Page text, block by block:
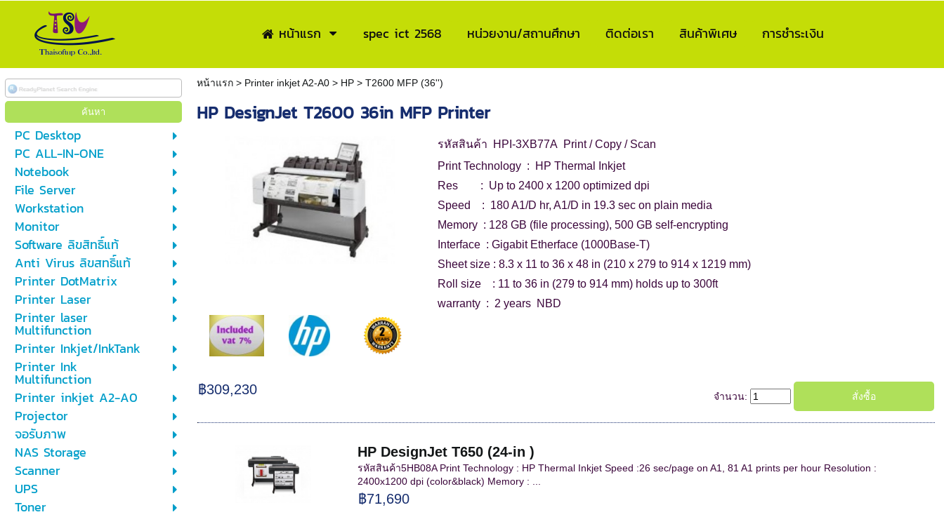
หน้าแรก spec ict 2568 หน่วยงาน/สถานศึกษา ติดต่อเรา สินค้าพิเศษ การชำระเงิน
PC Desktop
PC ALL-IN-ONE
Notebook
File Server
Workstation
Monitor
Software ลิขสิทธิ์แท้
Anti Virus ลิขสทธิ์แท้
Printer DotMatrix
Printer Laser
Printer laser
Multifunction
Printer Inkjet/InkTank
Printer Ink
Multifunction
Printer inkjet A2-A0
Projector
จอรับภาพ
NAS Storage
Scanner
UPS
Toner
หน้าแรก > Printer inkjet A2-A0> HP> T2600 MFP (36'')
HP DesignJet T2600 36in MFP Printer
รหัสสินค้า HPI-3XB77APrint / Copy / Scan
Print Technology : HP Thermal Inkjet
Res : Up to 2400 x 1200 optimized dpi
Speed : 180 A1/D hr, A1/D in 19.3 sec on plain media
Memory : 128 GB (file processing), 500 GB self-encrypting
Interface : Gigabit Etherface (1000Base-T)
Sheet size : 8.3 x 11 to 36 x 48 in (210 x 279 to 914 x 1219 mm)
Roll size : 11 to 36 in (279 to 914 mm) holds up to 300ft
warranty : 2 years NBD
฿309,230 จำนวน:
HP DesignJet T650 (24-in )
รหัสสินค้า5HB08A Print Technology : HP Thermal Inkjet Speed :26 sec/page on A1, 81 A1 prints per hour Resolution :
2400x1200 dpi (color&black) Memory : ...
฿71,690